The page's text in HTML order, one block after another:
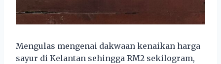
Mengulas mengenai dakwaan kenaikan harga
sayur di Kelantan sehingga RM2 sekilogram,